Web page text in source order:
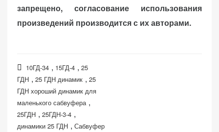
запрещено, согласование использования
произведений производится с их авторами.
10ГД-34 , 15ГД-4 , 25
ГДН , 25 ГДН динамик , 25
ГДН хороший динамик для
маленького сабвуфера ,
25ГДН , 25ГДН-3-4 ,
динамики 25 ГДН , Сабвуфер